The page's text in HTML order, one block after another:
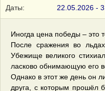
Даты:
22.05.2026 -
Иногда цена победы – это
После сражения во
Убежище великого
ласково обнимающую его
Однако в этот же день он
друга, с которым прошёл